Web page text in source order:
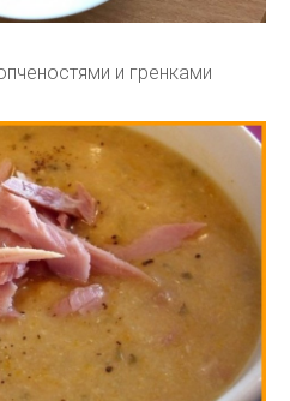
и гренками